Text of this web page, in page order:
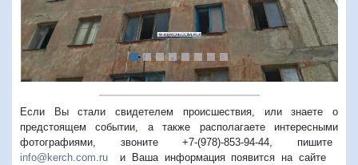
Если Вы стали свидетелем происшествия, или знаете о
предстоящем событии, а также располагаете интересными
фотографиями, звоните +7-(978)-853-94-44, пишите
info@kerch.com.ru и Ваша информация появится на сайте